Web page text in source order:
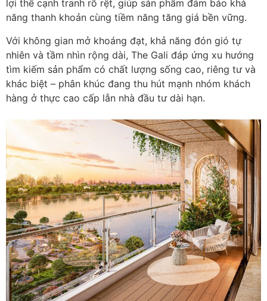
lợi thế cạnh tranh rõ rệt, giúp sản phẩm đảm bảo khả
năng thanh khoản cùng tiềm năng tăng giá bền vững.
Với không gian mở khoáng đạt, khả năng đón gió tự
nhiên và tầm nhìn rộng dài, The Gali đáp ứng xu hướng
tìm kiếm sản phẩm có chất lượng sống cao, riêng tư và
khác biệt – phân khúc đang thu hút mạnh nhóm khách
hàng ở thực cao cấp lẫn nhà đầu tư dài hạn.